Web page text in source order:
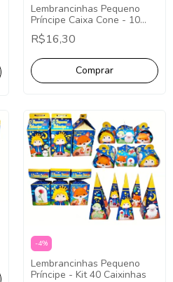
Lembrancinhas Pequeno
Príncipe Caixa Cone - 10
Unidades
R$16,30
-4%
Lembrancinhas Pequeno
Príncipe - Kit 40 Caixinhas